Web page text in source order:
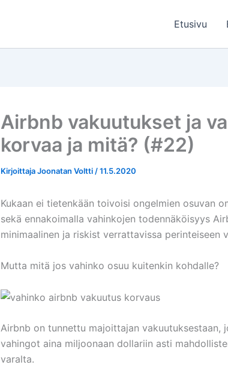
Etusivu
Airbnb vakuutukset ja
korvaa ja mitä? (#22)
KirjoittajaJoonatan Voltti /11.5.2020
Kukaan ei tietenkään toivoisi ongelmien osuvan
sekä ennakoimalla vahinkojen todennäköisyys
minimaalinen ja riskist verrattavissa perinteiseen
Mutta mitä jos vahinko osuu kuitenkin kohdalle?
Airbnb on tunnettu majoittajan vakuutuksestaan,
vahingot aina miljoonaan dollariin asti
varalta.